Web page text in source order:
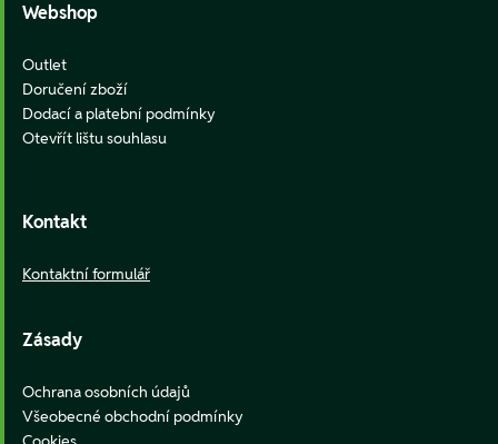
Webshop
Outlet
Doručení zboží
Dodací a platební podmínky
Otevřít lištu souhlasu
Kontakt
Kontaktní formulář
Zásady
Ochrana osobních údajů
Všeobecné obchodní podmínky